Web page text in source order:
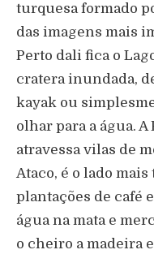
turquesa formado
das imagens mais
Perto dali fica o
cratera inundada,
kayak ou
olhar para a água.
atravessa vilas de
Ataco, é o lado
plantações de café
água na mata e
o cheiro a madeira